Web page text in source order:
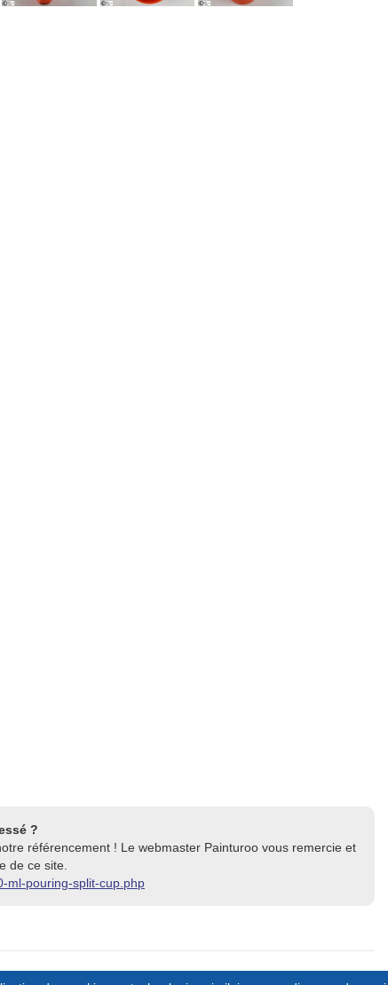
?
référencement ! Le webmaster Painturoo vous remercie et
de ce site.
ml-pouring-split-cup.php